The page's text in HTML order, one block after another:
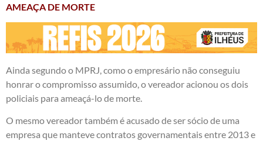
AMEAÇA DE MORTE
Ainda segundo o MPRJ, como o empresário não conseguiu
honrar o compromisso assumido, o vereador acionou os dois
policiais para ameaçá-lo de morte.
O mesmo vereador também é acusado de ser sócio de uma
empresa que manteve contratos governamentais entre 2013 e